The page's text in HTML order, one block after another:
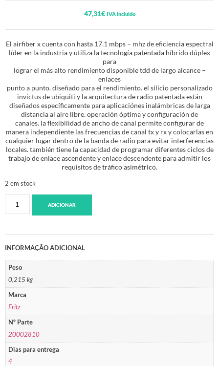
47,31€ IVA incluido
El airfiber x cuenta con hasta 17.1 mbps – mhz de eficiencia espectral
líder en la industria y utiliza la tecnología patentada híbrido dúplex
para
lograr el más alto rendimiento disponible tdd de largo alcance –
enlaces
punto a punto. diseñado para el rendimiento. el silicio personalizado
invictus de ubiquiti y la arquitectura de radio patentada están
diseñados específicamente para aplicaciónes inalámbricas de larga
distancia al aire libre. operación óptima y configuración de
canales. la flexibilidad de ancho de canal permite configurar de
manera independiente las frecuencias de canal tx y rx y colocarlas en
cualquier lugar dentro de la banda de radio para evitar interferencias
locales. también tiene la capacidad de programar diferentes ciclos de
trabajo de enlace ascendente y enlace descendente para admitir los
requisitos de tráfico asimétrico.
2 em stock
ADICIONAR
INFORMAÇÃO ADICIONAL
Peso
0,215 kg
Marca
Fritz
Nº Parte
20002810
Dias para entrega
4